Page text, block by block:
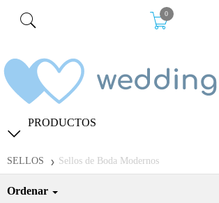
0
PRODUCTOS
SELLOS Sellos de Boda Modernos
Ordenar